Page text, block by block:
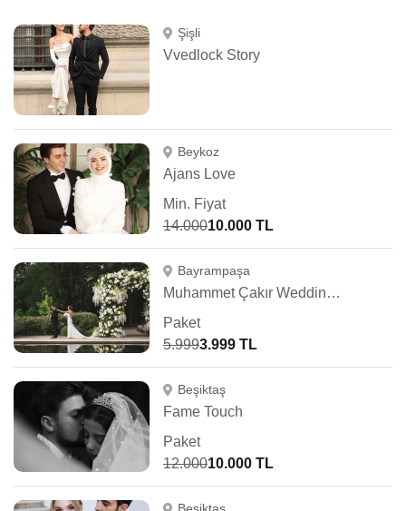
Şişli
Vvedlock Story
Beykoz
Ajans Love
Min. Fiyat
14.00010.000 TL
Bayrampaşa
Muhammet Çakır Wedding Photography
Paket
5.9993.999 TL
Beşiktaş
Fame Touch
Paket
12.00010.000 TL